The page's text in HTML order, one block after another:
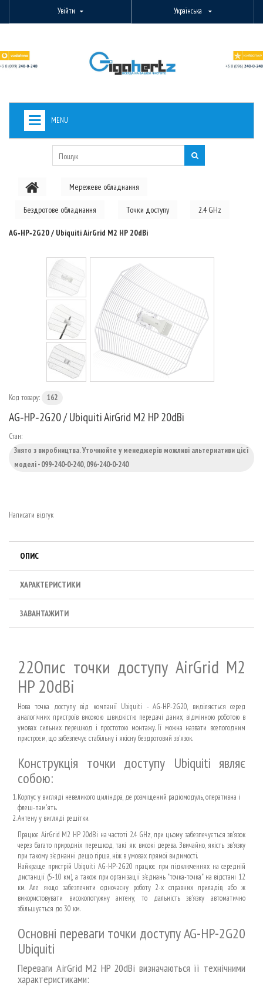
Увійти Українська
MENU
PON ОБЛАДНАННЯ
МАРШРУТИЗАТОРИ
Мережеве обладнання
Бездротове обладнання Точки доступу 2.4 GHz
AG‑HP‑2G20 / Ubiquiti AirGrid M2 HP 20dBi
Код товару: 162
AG‑HP‑2G20 / Ubiquiti AirGrid M2 HP 20dBi
Стан:
Знято з виробництва. Уточнюйте у менеджерів можливі альтернативи цієї
моделі - 099-240-0-240, 096-240-0-240
Написати відгук
ОПИС
ХАРАКТЕРИСТИКИ
ЗАВАНТАЖИТИ
22Опис точки доступу AirGrid M2
HP 20dBi
Нова точка доступу від компанії Ubiquiti - AG-HP-2G20, виділяється серед
аналогічних пристроїв високою швидкістю передачі даних, відмінною роботою в
умовах сильних перешкод і простотою монтажу. Її можна назвати всепогодним
пристроєм, що забезпечує стабільну і якісну бездротовий зв'язок.
Конструкція точки доступу Ubiquiti являє
собою:
Корпус у вигляді невеликого циліндра, де розміщений радіомодуль, оперативна і
флеш-пам'ять.
Антену у вигляді решітки.
Працює AirGrid M2 HP 20dBi на частоті 2.4 GHz, при цьому забезпечується зв'язок
через багато природніх перешкод, такі як високі дерева. Звичайно, якість зв'язку
при такому з'єднанні дещо гірша, ніж в умовах прямої видимості.
Найкраще пристрій Ubiquiti AG-HP-2G20 працює при підключеннях на середній
дистанції (5-10 км), а також при організації з'єднань "точка-точка" на відстані 12
км. Але якщо забезпечити одночасну роботу 2-х справних приладів, або ж
використовувати високопотужну антену, то дальність зв'язку автоматично
збільшується до 30 км.
Основні переваги точки доступу AG-HP-2G20
Ubiquiti
Переваги AirGrid M2 HP 20dBi визначаються її технічними
характеристиками: